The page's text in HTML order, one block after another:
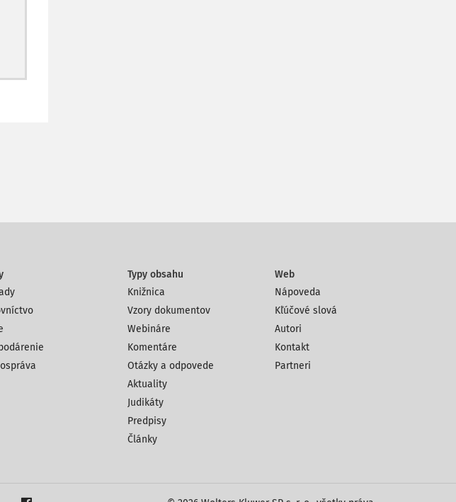
Typy obsahu
Knižnica
Vzory dokumentov
Webináre
Komentáre
Otázky a odpovede
Aktuality
Judikáty
Predpisy
Články
Web
Nápoveda
Kľúčové slová
Autori
Kontakt
Partneri